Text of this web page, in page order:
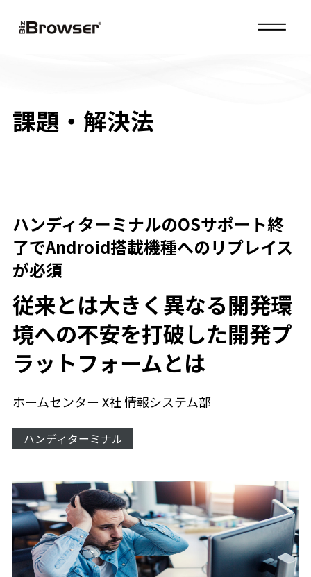
MENU
課題・解決法
ハンディターミナルのOSサポート終
了でAndroid搭載機種へのリプレイス
が必須
従来とは大きく異なる開発環
境への不安を打破した開発プ
ラットフォームとは
ホームセンター X社 情報システム部
ハンディターミナル